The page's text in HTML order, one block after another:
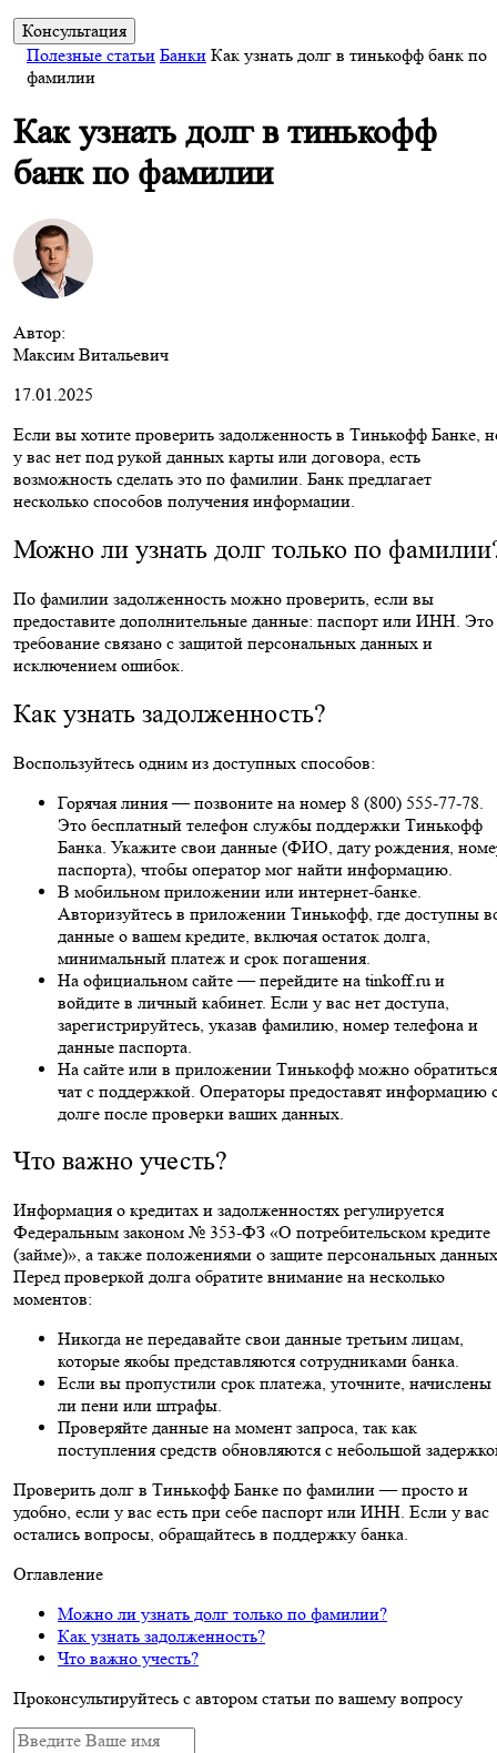
Консультация
Полезные статьи Банки Как узнать долг в тинькофф банк по
фамилии
Как узнать долг в тинькофф
банк по фамилии
Автор:
Максим Витальевич
17.01.2025
Если вы хотите проверить задолженность в Тинькофф Банке,
у вас нет под рукой данных карты или договора, есть
возможность сделать это по фамилии. Банк предлагает
несколько способов получения информации.
Можно ли узнать долг только по
По фамилии задолженность можно проверить, если вы
предоставите дополнительные данные: паспорт или ИНН. Это
требование связано с защитой персональных данных и
исключением ошибок.
Как узнать задолженность?
Воспользуйтесь одним из доступных способов:
Горячая линия — позвоните на номер 8 (800) 555-77-78.
Это бесплатный телефон службы поддержки Тинькофф
Банка. Укажите свои данные (ФИО, дату рождения,
паспорта), чтобы оператор мог найти информацию.
В мобильном приложении или интернет-банке.
Авторизуйтесь в приложении Тинькофф, где доступны
данные о вашем кредите, включая остаток долга,
минимальный платеж и срок погашения.
На официальном сайте — перейдите на tinkoff.ru и
войдите в личный кабинет. Если у вас нет доступа,
зарегистрируйтесь, указав фамилию, номер телефона и
данные паспорта.
На сайте или в приложении Тинькофф можно
чат с поддержкой. Операторы предоставят информацию
долге после проверки ваших данных.
Что важно учесть?
Информация о кредитах и задолженностях регулируется
Федеральным законом № 353-ФЗ «О потребительском кредите
(займе)», а также положениями о защите персональных
Перед проверкой долга обратите внимание на несколько
моментов:
Никогда не передавайте свои данные третьим лицам,
которые якобы представляются сотрудниками банка.
Если вы пропустили срок платежа, уточните, начислены
ли пени или штрафы.
Проверяйте данные на момент запроса, так как
поступления средств обновляются с небольшой
Проверить долг в Тинькофф Банке по фамилии — просто и
удобно, если у вас есть при себе паспорт или ИНН. Если у вас
остались вопросы, обращайтесь в поддержку банка.
Оглавление
Можно ли узнать долг только по фамилии?
Как узнать задолженность?
Что важно учесть?
Проконсультируйтесь с автором статьи по вашему вопросу